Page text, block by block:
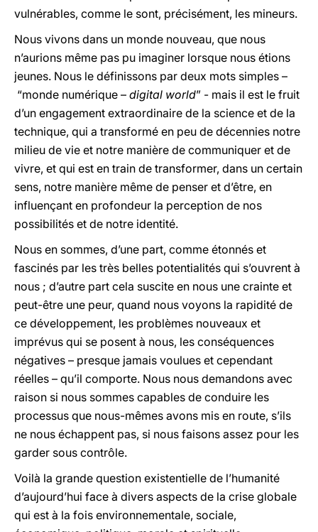
vulnérables, comme le sont, précisément, les mineurs.
Nous vivons dans un monde nouveau, que nous
n’aurions même pas pu imaginer lorsque nous étions
jeunes. Nous le définissons par deux mots simples –
“monde numérique – digital world” - mais il est le fruit
d’un engagement extraordinaire de la science et de la
technique, qui a transformé en peu de décennies notre
milieu de vie et notre manière de communiquer et de
vivre, et qui est en train de transformer, dans un certain
sens, notre manière même de penser et d’être, en
influençant en profondeur la perception de nos
possibilités et de notre identité.
Nous en sommes, d’une part, comme étonnés et
fascinés par les très belles potentialités qui s’ouvrent à
nous ; d’autre part cela suscite en nous une crainte et
peut-être une peur, quand nous voyons la rapidité de
ce développement, les problèmes nouveaux et
imprévus qui se posent à nous, les conséquences
négatives – presque jamais voulues et cependant
réelles – qu’il comporte. Nous nous demandons avec
raison si nous sommes capables de conduire les
processus que nous-mêmes avons mis en route, s’ils
ne nous échappent pas, si nous faisons assez pour les
garder sous contrôle.
Voilà la grande question existentielle de l’humanité
d’aujourd’hui face à divers aspects de la crise globale
qui est à la fois environnementale, sociale,